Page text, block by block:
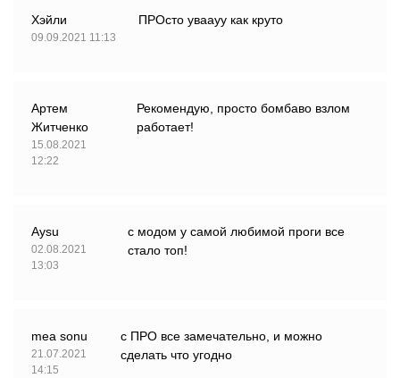
Хэйли
09.09.2021 11:13
ПРОсто уваауу как круто
Артем
Житченко
15.08.2021
12:22
Рекомендую, просто бомбаво взлом
работает!
Aysu
02.08.2021
13:03
с модом у самой любимой проги все
стало топ!
mea sonu
21.07.2021
14:15
с ПРО все замечательно, и можно
сделать что угодно